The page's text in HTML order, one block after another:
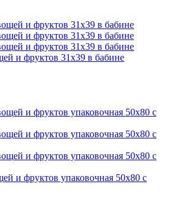
и фруктов 31x39 в бабине
и фруктов упаковочная 50х80 с